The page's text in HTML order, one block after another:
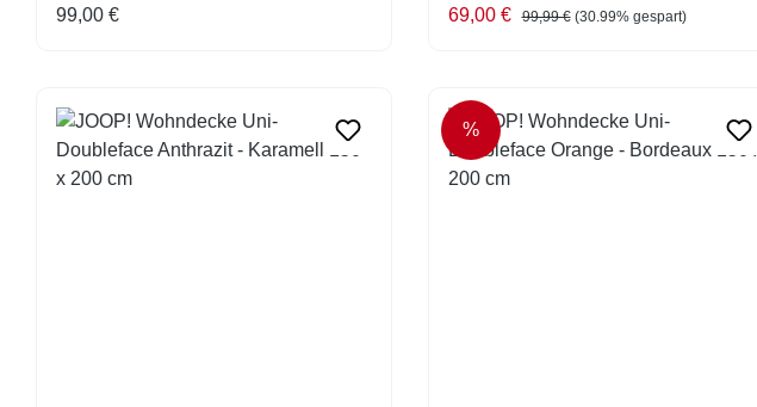
Regulärer Preis:
99,00 €
Verkaufspreis:
69,00 € Regulärer Preis:
99,99 € (30.99% gespart)
RABATT
%